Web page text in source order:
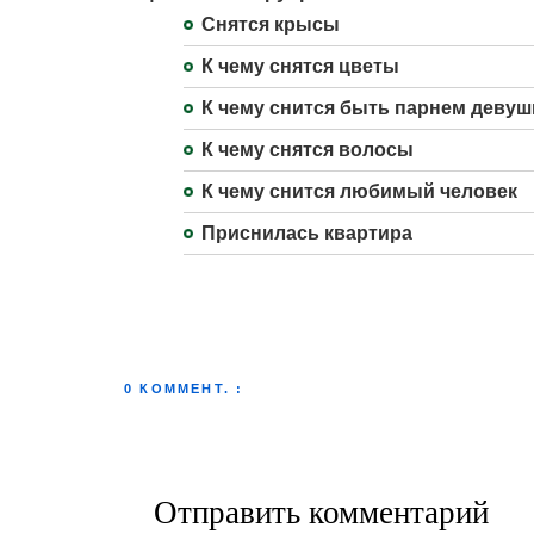
Снятся крысы
К чему снятся цветы
К чему снится быть парнем
К чему снятся волосы
К чему снится любимый человек
Приснилась квартира
0 КОММЕНТ. :
Отправить комментарий